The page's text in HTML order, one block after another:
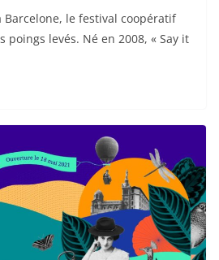
Barcelone, le festival coopératif
poings levés. Né en 2008, « Say it